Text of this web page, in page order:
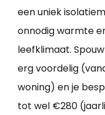
een uniek
onnodig warmte
leefklimaat.
erg voordelig
woning) en je
tot wel €280